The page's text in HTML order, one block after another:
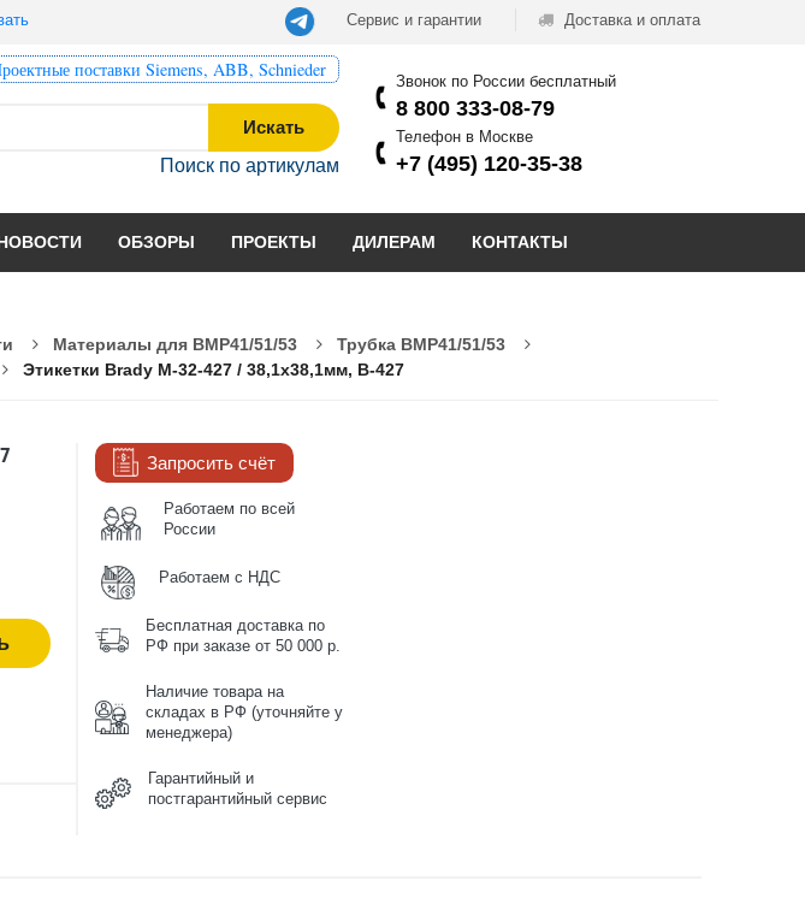
Сервис и гарантии Доставка и оплата
поставки Siemens, ABB, Schnieder
Искать
Поиск по артикулам
Звонок по России бесплатный
8 800 333-08-79
Телефон в Москве
+7 (495) 120-35-38
ОБЗОРЫ ПРОЕКТЫ ДИЛЕРАМ КОНТАКТЫ
Материалы для BMP41/51/53
Трубка BMP41/51/53
Этикетки Brady M-32-427 / 38,1x38,1мм, B-427
Запросить счёт
Работаем по всей
России
Работаем с НДС
Бесплатная доставка по
РФ при заказе от 50 000 р.
Наличие товара на
складах в РФ (уточняйте у
менеджера)
Гарантийный и
постгарантийный сервис